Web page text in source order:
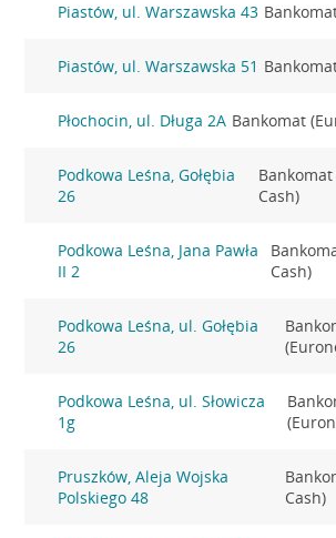
Piastów, ul. Warszawska 43
Piastów, ul. Warszawska 51
Płochocin, ul. Długa 2A Bankomat
Podkowa Leśna, Gołębia
26
Cash)
Podkowa Leśna, Jana Pawła
II 2
Cash)
Podkowa Leśna, ul. Gołębia
26
Podkowa Leśna, ul. Słowicza
1g
Pruszków, Aleja Wojska
Polskiego 48
Cash)